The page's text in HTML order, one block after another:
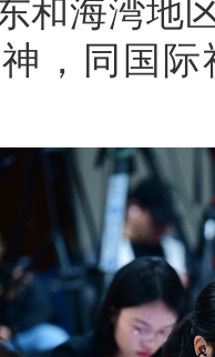
和海湾地
，同国